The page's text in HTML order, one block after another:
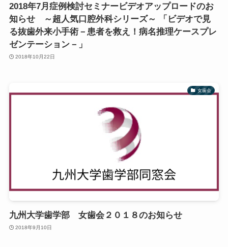
2018年7月症例検討セミナービデオアップロードのお
知らせ ～超人気口腔外科シリーズ～ 「ビデオで見
る抜歯外来小手術－患者を救え！病名推理ケースプレ
ゼンテーション－」
2018年10月22日
女歯会
九州大学歯学部 女歯会２０１８のお知らせ
2018年9月10日